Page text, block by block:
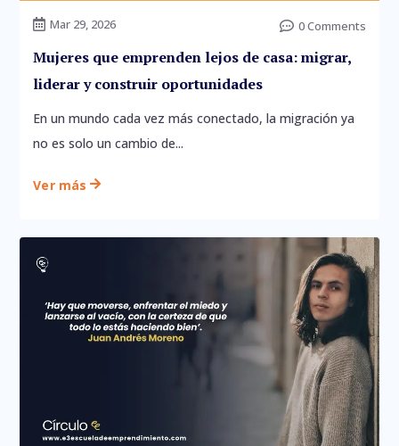
Inicio
Nosotros
Servicios
Blog
 Mar 29, 2026  0 Comments
Mujeres que emprenden lejos de casa: migrar,
liderar y construir oportunidades
En un mundo cada vez más conectado, la migración ya
no es solo un cambio de...
Ver más 